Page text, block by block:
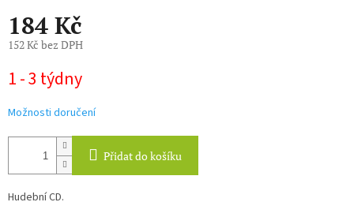
184 Kč
152 Kč bez DPH
cena:
1 - 3 týdny
Možnosti doručení
Přidat do košíku
Hudební CD.